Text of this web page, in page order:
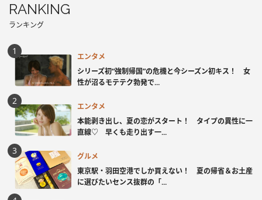
RANKING
ランキング
エンタメ
シリーズ初“強制帰国”の危機と今シーズン初キス！ 女
性が沼るモテテク勃発で...
エンタメ
本能剥き出し、夏の恋がスタート！ タイプの異性に一
直線♡ 早くも走り出す一...
グルメ
東京駅・羽田空港でしか買えない！ 夏の帰省＆お土産
に選びたいセンス抜群の「...